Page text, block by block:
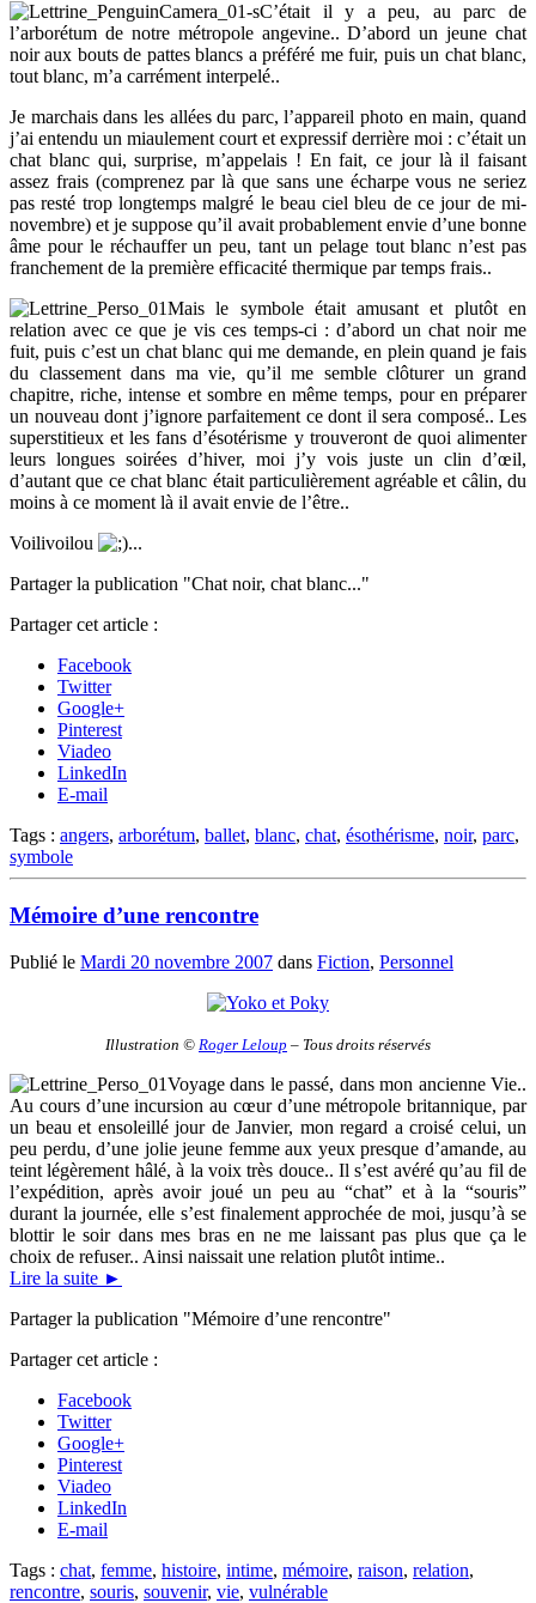
C’était il y a peu, au parc de
l’arborétum de notre métropole angevine.. D’abord un jeune chat
noir aux bouts de pattes blancs a préféré me fuir, puis un chat blanc,
tout blanc, m’a carrément interpelé..
Je marchais dans les allées du parc, l’appareil photo en main, quand
j’ai entendu un miaulement court et expressif derrière moi : c’était un
chat blanc qui, surprise, m’appelais ! En fait, ce jour là il faisant
assez frais (comprenez par là que sans une écharpe vous ne seriez
pas resté trop longtemps malgré le beau ciel bleu de ce jour de mi-
novembre) et je suppose qu’il avait probablement envie d’une bonne
âme pour le réchauffer un peu, tant un pelage tout blanc n’est pas
franchement de la première efficacité thermique par temps frais..
Mais le symbole était amusant et plutôt en
relation avec ce que je vis ces temps-ci : d’abord un chat noir me
fuit, puis c’est un chat blanc qui me demande, en plein quand je fais
du classement dans ma vie, qu’il me semble clôturer un grand
chapitre, riche, intense et sombre en même temps, pour en préparer
un nouveau dont j’ignore parfaitement ce dont il sera composé.. Les
superstitieux et les fans d’ésotérisme y trouveront de quoi alimenter
leurs longues soirées d’hiver, moi j’y vois juste un clin d’œil,
d’autant que ce chat blanc était particulièrement agréable et câlin, du
moins à ce moment là il avait envie de l’être..
Voilivoilou
...
Partager la publication "Chat noir, chat blanc..."
Partager cet article :
Facebook
Twitter
Google+
Pinterest
Viadeo
LinkedIn
E-mail
Tags : angers, arborétum, ballet, blanc, chat, ésothérisme, noir, parc,
symbole
Mémoire d’une rencontre
Publié le Mardi 20 novembre 2007 dans Fiction, Personnel
Illustration © Roger Leloup – Tous droits réservés
Voyage dans le passé, dans mon ancienne Vie..
Au cours d’une incursion au cœur d’une métropole britannique, par
un beau et ensoleillé jour de Janvier, mon regard a croisé celui, un
peu perdu, d’une jolie jeune femme aux yeux presque d’amande, au
teint légèrement hâlé, à la voix très douce.. Il s’est avéré qu’au fil de
l’expédition, après avoir joué un peu au “chat” et à la “souris”
durant la journée, elle s’est finalement approchée de moi, jusqu’à se
blottir le soir dans mes bras en ne me laissant pas plus que ça le
choix de refuser.. Ainsi naissait une relation plutôt intime..
Lire la suite ►
Partager la publication "Mémoire d’une rencontre"
Partager cet article :
Facebook
Twitter
Google+
Pinterest
Viadeo
LinkedIn
E-mail
Tags : chat, femme, histoire, intime, mémoire, raison, relation,
rencontre, souris, souvenir, vie, vulnérable